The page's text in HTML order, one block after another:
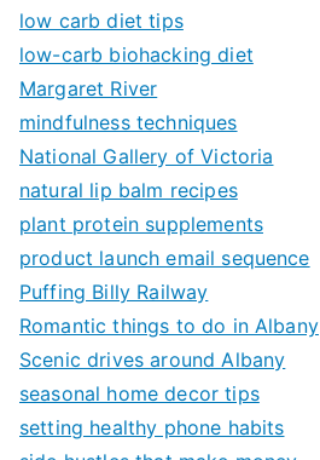
low carb diet tips
low-carb biohacking diet
Margaret River
mindfulness techniques
National Gallery of Victoria
natural lip balm recipes
plant protein supplements
product launch email sequence
Puffing Billy Railway
Romantic things to do in Albany
Scenic drives around Albany
seasonal home decor tips
setting healthy phone habits